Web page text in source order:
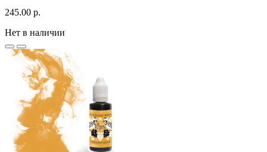
245.00 р.
Нет в наличии